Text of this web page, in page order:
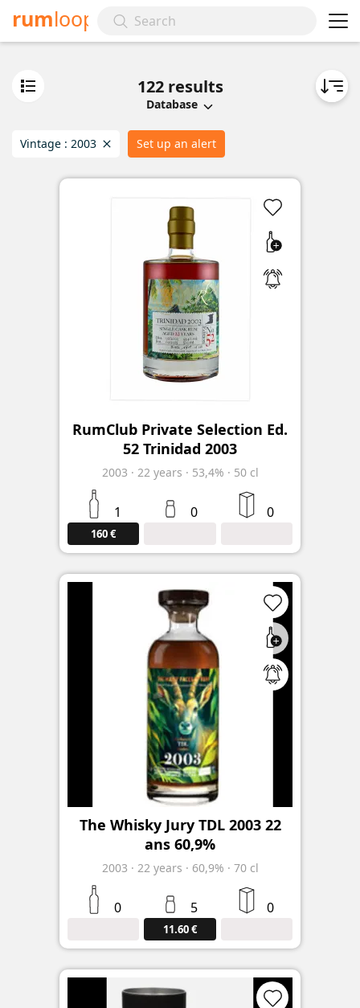
rumloop
122results
Database
Vintage : 2003 Set up an alert
RumClub Private Selection Ed.
52 Trinidad 2003
2003 · 22 years · 53,4% · 50 cl
1
160 €
0 0
The Whisky Jury TDL 2003 22
ans 60,9%
2003 · 22 years · 60,9% · 70 cl
0 5
11.60 €
0